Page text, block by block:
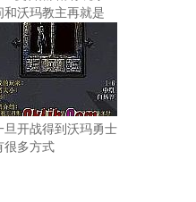
和沃玛教主再就是
旦开战得到沃玛勇士
很多方式